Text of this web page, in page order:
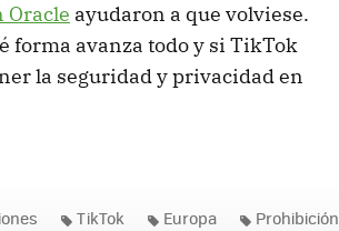
Oracle ayudaron a que volviese.
forma avanza todo y si TikTok
la seguridad y privacidad en
TikTok Europa Prohibición